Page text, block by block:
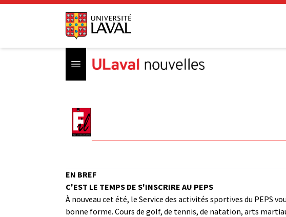
Open menu
EN BREF
C'EST LE TEMPS DE S'INSCRIRE AU PEPS
À nouveau cet été, le Service des activités sportives du PEPS
bonne forme. Cours de golf, de tennis, de natation, arts